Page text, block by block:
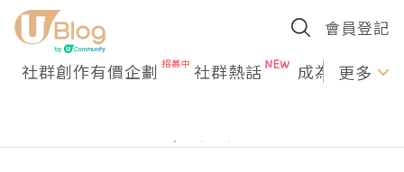
會員登記
社群創作有價企劃 社群熱話 成為U更多